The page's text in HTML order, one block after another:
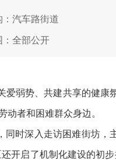
汽车路街道
全部公开
弱势、共建共享的健康
者和困难群众身边。
时深入走访困难街坊，
开启了机制化建设的初